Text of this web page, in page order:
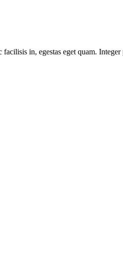
in, egestas eget quam. Integer